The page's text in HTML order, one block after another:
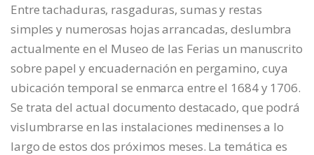
Entre tachaduras, rasgaduras, sumas y restas
simples y numerosas hojas arrancadas, deslumbra
actualmente en el Museo de las Ferias un manuscrito
sobre papel y encuadernación en pergamino, cuya
ubicación temporal se enmarca entre el 1684 y 1706.
Se trata del actual documento destacado, que podrá
vislumbrarse en las instalaciones medinenses a lo
largo de estos dos próximos meses. La temática es